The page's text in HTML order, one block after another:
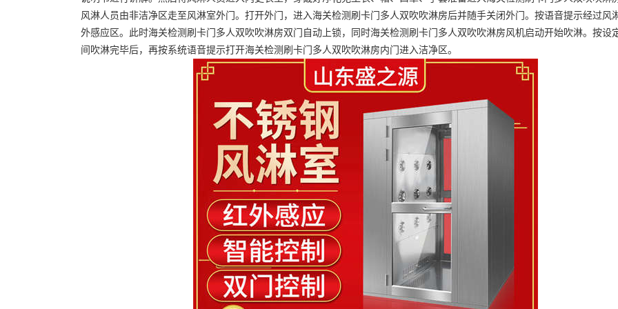
风淋人员由非洁净区走至风淋室外门。打开外门，进入海关检测刷卡门多人双吹吹淋房后并随手关闭外门。按语音提示经过风
外感应区。此时海关检测刷卡门多人双吹吹淋房双门自动上锁，同时海关检测刷卡门多人双吹吹淋房风机启动开始吹淋。按设
间吹淋完毕后，再按系统语音提示打开海关检测刷卡门多人双吹吹淋房内门进入洁净区。